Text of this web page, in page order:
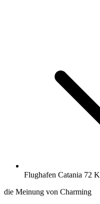
Flughafen Catania 72
die Meinung von Charming